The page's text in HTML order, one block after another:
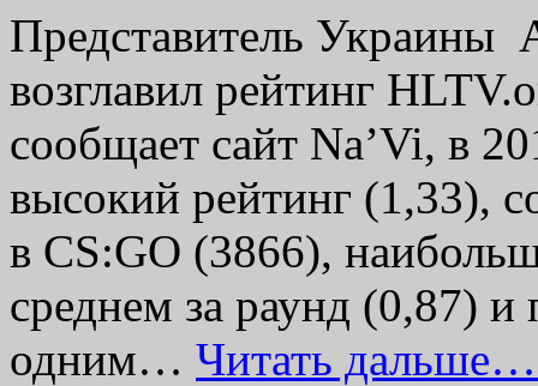
Представитель Украины
возглавил рейтинг
сообщает сайт Na’Vi, в
высокий рейтинг (1,33),
в CS:GO (3866),
среднем за раунд (0,87) и
одним… Читать